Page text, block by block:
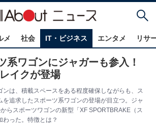
メ 社会 IT・ビジネス エンタメ リサ
系ワゴンにジャガーも参入！
イクが登場
ンは、積載スペースをある程度確保しながらも、ス
を追求したスポーツ系ワゴンの登場が目立つ。ジャ
らスポーツワゴンの新型「XF SPORTBRAKE（ス
った。特徴とは？